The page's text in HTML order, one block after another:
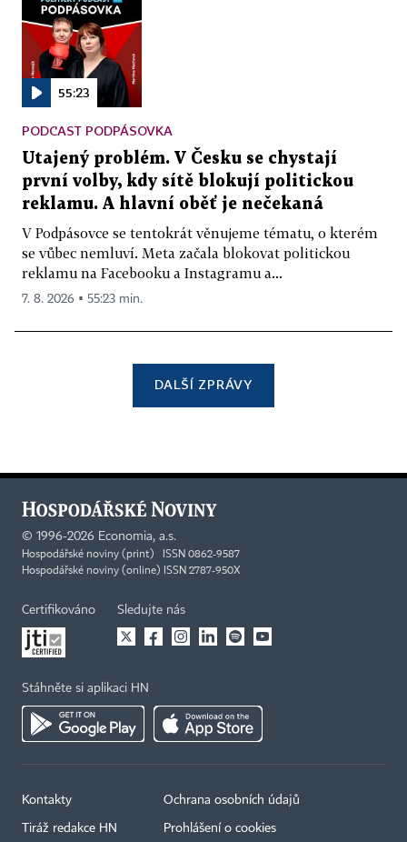
55:23
PODCAST PODPÁSOVKA
Utajený problém. V Česku se chystají
první volby, kdy sítě blokují politickou
reklamu. A hlavní oběť je nečekaná
V Podpásovce se tentokrát věnujeme tématu, o kterém
se vůbec nemluví. Meta začala blokovat politickou
reklamu na Facebooku a Instagramu a...
7. 8. 2026 ▪ 55:23 min.
DALŠÍ ZPRÁVY
© 1996-2026 Economia, a.s.
Hospodářské noviny (print) ISSN 0862-9587
Hospodářské noviny (online) ISSN 2787-950X
Certifikováno Sledujte nás
Stáhněte si aplikaci HN
Kontakty
Tiráž redakce HN
Ochrana osobních údajů
Prohlášení o cookies